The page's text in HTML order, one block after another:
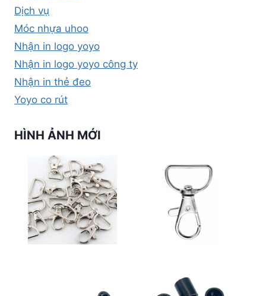
Dịch vụ
Móc nhựa uhoo
Nhận in logo yoyo
Nhận in logo yoyo công ty
Nhận in thẻ đeo
Yoyo co rút
HÌNH ẢNH MỚI